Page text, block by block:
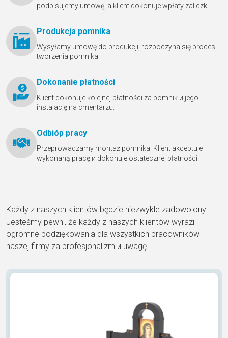
podpisujemy umowę, a klient dokonuje wpłaty zaliczki.
Produkcja pomnika
Wysyłamy umowę do produkcji, rozpoczyna się proces
tworzenia pomnika.
Dokonanie płatności
Klient dokonuje kolejnej płatności za pomnik и jego
instalację na cmentarzu.
Odbióр pracy
Przeprowadzamy montaż pomnika. Klient akceptuje
wykonaną pracę и dokonuje ostatecznej płatności.
Każdy z naszych klientów będzie niezwykle zadowolony!
Jesteśmy pewni, że każdy z naszych klientów wyrazi
ogromne podziękowania dla wszystkich pracowników
naszej firmy za profesjonalizm и uwagę.